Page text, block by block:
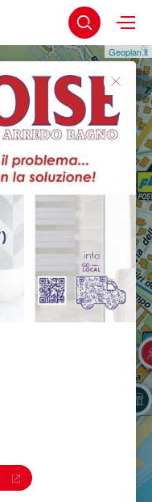
Geoplan.it